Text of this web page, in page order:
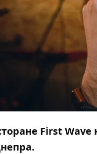
First